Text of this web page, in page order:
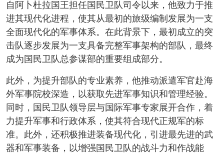
自阿卜杜拉国王担任国民卫队司令以来，他致力于推
进其现代化进程，使其从最初的旅级编制发展为一支
全面现代化的军事体系。在此背景下，最初成立的突
击队逐步发展为一支具备完整军事架构的部队，最终
成为国民卫队总参谋部的重要组成部分。
此外，为提升部队的专业素养，他推动派遣军官赴海
外军事院校深造，以获取先进军事知识和管理经验。
同时，国民卫队领导层与国际军事专家展开合作，着
力提升军事和行政体系，使其符合现代正规军的标
准。此外，还积极推进装备现代化，引进最先进的武
器和军事装备，以增强国民卫队的战斗力和作战能